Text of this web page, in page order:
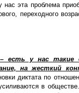
эта проблема
переходного
есть у нас
на жесткий
диктата по
в